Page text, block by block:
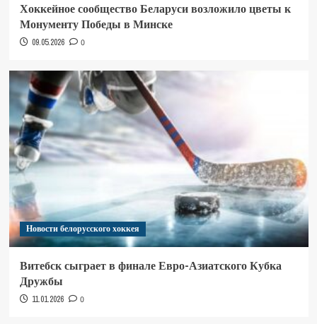
Хоккейное сообщество Беларуси возложило цветы к
Монументу Победы в Минске
09.05.2026 0
Новости белорусского хоккея
Витебск сыграет в финале Евро-Азиатского Кубка
Дружбы
11.01.2026 0